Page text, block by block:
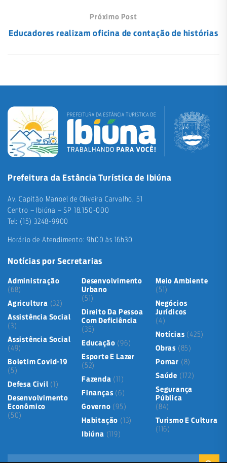
Próximo Post
Educadores realizam oficina de contação de histórias
Prefeitura da Estância Turística de Ibiúna
Av. Capitão Manoel de Oliveira Carvalho, 51
Centro – Ibiúna – SP 18.150-000
Tel: (15) 3248-9900
Horário de Atendimento: 9h00 às 16h30
Notícias por Secretarias
Administração
(68)
Agricultura (32)
Assistência Social
(3)
Assistência Social
(49)
Boletim Covid-19
(5)
Defesa Civil (1)
Desenvolvimento
Econômico
(50)
Desenvolvimento
Urbano
(51)
Direito Da Pessoa
Com Deficiência
(35)
Educação (96)
Esporte E Lazer
(52)
Fazenda (11)
Finanças (6)
Governo (95)
Habitação (13)
Ibiúna (119)
Meio Ambiente
(51)
Negócios
Jurídicos
(4)
Notícias (425)
Obras (85)
Pomar (8)
Saúde (172)
Segurança
Pública
(84)
Turismo E Cultura
(116)